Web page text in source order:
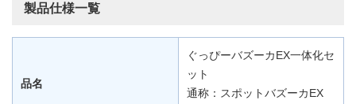
製品仕様一覧
品名
ぐっぴーバズーカEX一体化セ
ット
通称：スポットバズーカEX